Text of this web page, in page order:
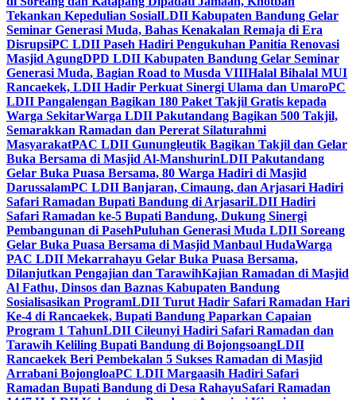
Tekankan Kepedulian SosialLDII Kabupaten Bandung Gelar
Seminar Generasi Muda, Bahas Kenakalan Remaja di Era
DisrupsiPC LDII Paseh Hadiri Pengukuhan Panitia Renovasi
Masjid AgungDPD LDII Kabupaten Bandung Gelar Seminar
Generasi Muda, Bagian Road to Musda VIIIHalal Bihalal MUI
Rancaekek, LDII Hadir Perkuat Sinergi Ulama dan UmaroPC
LDII Pangalengan Bagikan 180 Paket Takjil Gratis kepada
Warga SekitarWarga LDII Pakutandang Bagikan 500 Takjil,
Semarakkan Ramadan dan Pererat Silaturahmi
MasyarakatPAC LDII Gunungleutik Bagikan Takjil dan Gelar
Buka Bersama di Masjid Al-ManshurinLDII Pakutandang
Gelar Buka Puasa Bersama, 80 Warga Hadiri di Masjid
DarussalamPC LDII Banjaran, Cimaung, dan Arjasari Hadiri
Safari Ramadan Bupati Bandung di ArjasariLDII Hadiri
Safari Ramadan ke-5 Bupati Bandung, Dukung Sinergi
Pembangunan di PasehPuluhan Generasi Muda LDII Soreang
Gelar Buka Puasa Bersama di Masjid Manbaul HudaWarga
PAC LDII Mekarrahayu Gelar Buka Puasa Bersama,
Dilanjutkan Pengajian dan TarawihKajian Ramadan di Masjid
Al Fathu, Dinsos dan Baznas Kabupaten Bandung
Sosialisasikan ProgramLDII Turut Hadir Safari Ramadan Hari
Ke-4 di Rancaekek, Bupati Bandung Paparkan Capaian
Program 1 TahunLDII Cileunyi Hadiri Safari Ramadan dan
Tarawih Keliling Bupati Bandung di BojongsoangLDII
Rancaekek Beri Pembekalan 5 Sukses Ramadan di Masjid
Arrabani BojongloaPC LDII Margaasih Hadiri Safari
Ramadan Bupati Bandung di Desa RahayuSafari Ramadan